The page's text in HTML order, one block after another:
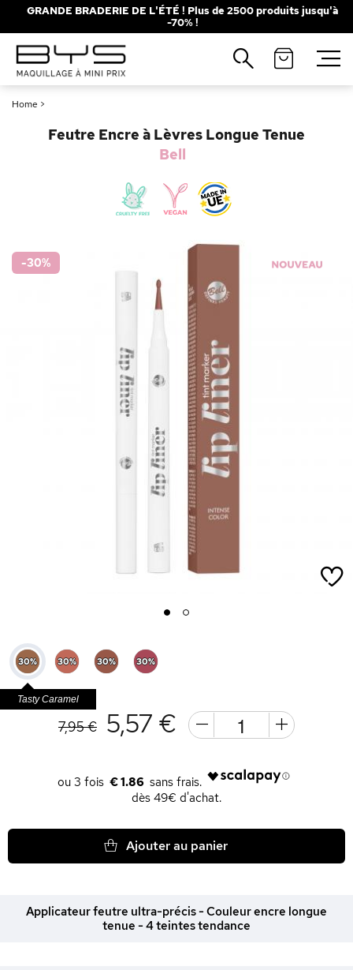
GRANDE BRADERIE DE L'ÉTÉ ! Plus de 2500 produits jusqu'à
-70% !
Home >
Feutre Encre à Lèvres Longue Tenue
Bell
-30%
1 2
7,95 € 5,57 €
€ 1.86
dès 49€ d'achat.
Ajouter au panier
Applicateur feutre ultra-précis - Couleur encre longue
tenue - 4 teintes tendance
Fermer
Recherches populaires
Brumes
Rouge à Lèvres
Tasty Caramel